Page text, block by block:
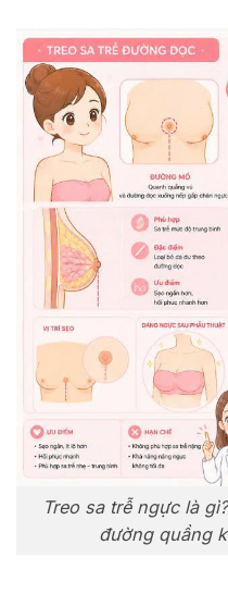
Treo sa trễ ngực là
đường quầng